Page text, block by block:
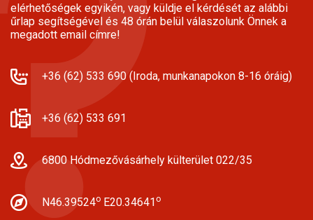
elérhetőségek egyikén, vagy küldje el kérdését az alábbi
űrlap segítségével és 48 órán belül válaszolunk Önnek a
megadott email címre!
+36 (62) 533 690 (Iroda, munkanapokon 8-16 óráig)
+36 (62) 533 691
6800 Hódmezővásárhely külterület 022/35
N46.39524o E20.34641 o